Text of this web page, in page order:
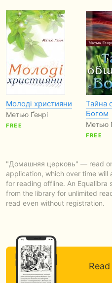
Молоді християни
Метью Ґенрі
FREE
Тайна
Богом
Метью
FREE
"Домашняя церковь" — read
application, which over time will
for reading offline. An Equalibra
from the library for unlimited
read even without registration.